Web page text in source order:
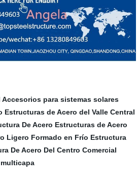
Accesorios para sistemas solares
Estructuras de Acero del Valle Central
De Acero Estructuras de Acero
Ligero Formado en Frío Estructura
De Acero Del Centro Comercial